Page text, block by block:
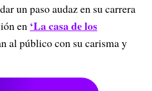
un paso audaz en su carrera
en ‘La casa de los
al público con su carisma y